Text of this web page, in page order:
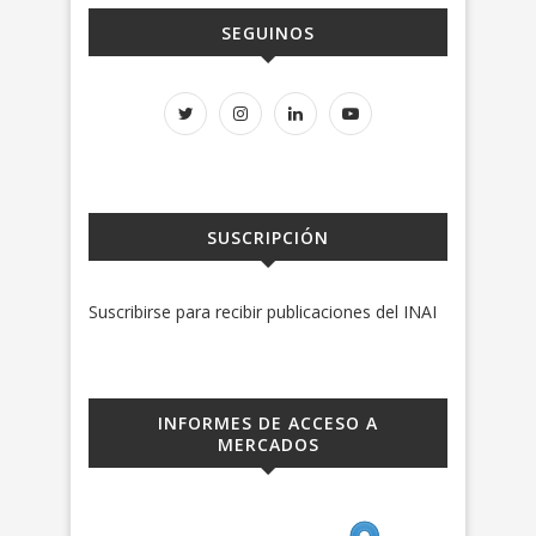
SEGUINOS
SUSCRIPCIÓN
Suscribirse para recibir publicaciones del INAI
INFORMES DE ACCESO A
MERCADOS